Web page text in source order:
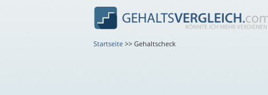
Startseite >> Gehaltscheck